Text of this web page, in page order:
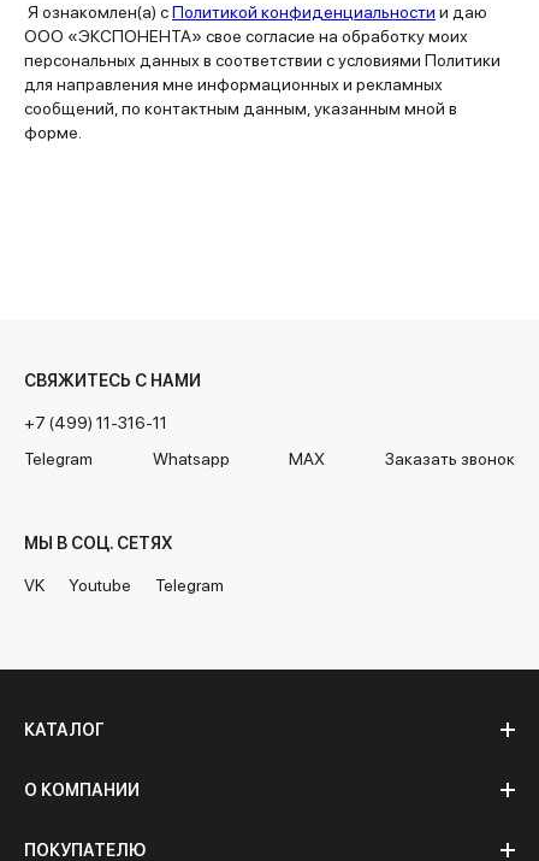
Я ознакомлен(а) сПолитикой конфиденциальности и даю
ООО «ЭКСПОНЕНТА» свое согласие на обработку моих
персональных данных в соответствии с условиями Политики
для направления мне информационных и рекламных
сообщений, по контактным данным, указанным мной в
форме.
СВЯЖИТЕСЬ С НАМИ
+7 (499) 11-316-11
Telegram
Whatsapp MAX Заказать звонок
МЫ В СОЦ. СЕТЯХ
VK Youtube Telegram
КАТАЛОГ
О КОМПАНИИ
ПОКУПАТЕЛЮ